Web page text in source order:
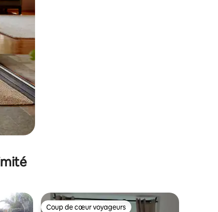
Coup de cœur voyageurs